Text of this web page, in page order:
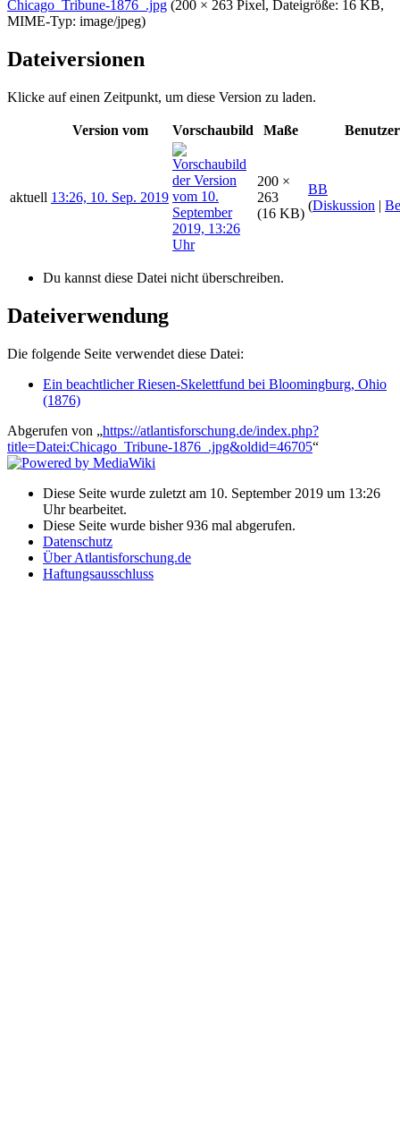
Chicago_Tribune-1876_.jpg (200 × 263 Pixel, Dateigröße: 16 KB,
MIME-Typ: image/jpeg)
Dateiversionen
Klicke auf einen Zeitpunkt, um diese Version zu laden.
Version vom Vorschaubild Maße Benutzer
aktuell 13:26, 10. Sep. 2019
200 ×
263
(16 KB)
BB
(Diskussion |
Du kannst diese Datei nicht überschreiben.
Dateiverwendung
Die folgende Seite verwendet diese Datei:
Ein beachtlicher Riesen-Skelettfund bei Bloomingburg, Ohio
(1876)
Abgerufen von „https://atlantisforschung.de/index.php?
title=Datei:Chicago_Tribune-1876_.jpg&oldid=46705“
Diese Seite wurde zuletzt am 10. September 2019 um 13:26
Uhr bearbeitet.
Diese Seite wurde bisher 936 mal abgerufen.
Datenschutz
Über Atlantisforschung.de
Haftungsausschluss